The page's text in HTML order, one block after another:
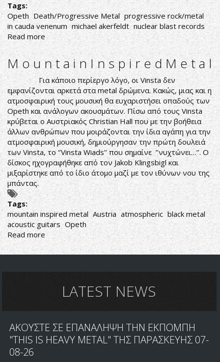
Tags:
Opeth Death/Progressive Metal progressive rock/metal
in cauda venenum michael akerfeldt nuclear blast records
Read moreabout
OPETH:
ΝΕΟ
VIDEO
ΜΕΣΑ
ΑΠΟ
ΤΟ
IN
CAUDA
VENENUM
M o u n t a i n I n s p i r e d M e t a l
Για κάποιο περίεργο λόγο, οι Vinsta δεν
εμφανίζονται αρκετά στα metal δρώμενα. Κακώς, μιας και η
ατμοσφαιρική τους μουσική θα ευχαριστήσει οπαδούς των
Opeth και ανάλογων ακουσμάτων. Πίσω από τους Vinsta
κρύβεται ο Αυστριακός Christian Hall που με την βοήθεια
άλλων ανθρώπων που μοιράζονται την ίδια αγάπη για την
ατμοσφαιρική μουσική, δημιούργησαν την πρώτη δουλειά
των Vinsta, το ‘’Vinsta Wiads’’ που σημαίνε ’’νυχτώνει…’’. Ο
δίσκος ηχογραφήθηκε από τον Jakob Klingsbigl και
μιξαρίστηκε από το ίδιο άτομο μαζί με τον ιθύνων νου της
μπάντας.
Tags:
mountain inspired metal Austria atmospheric black metal
acoustic guitars Opeth
Read moreabout
M
o
I
n
LATEST NEWS
ΑΚΟΥΣΤΕ ΣΕ ΕΠΑΝΑΛΗΨΗ ΤΗΝ ΕΚΠΟΜΠΗ
"THIS IS HEAVY METAL" ΤΗΣ ΠΑΡΑΣΚΕΥΗΣ 07-
08-26